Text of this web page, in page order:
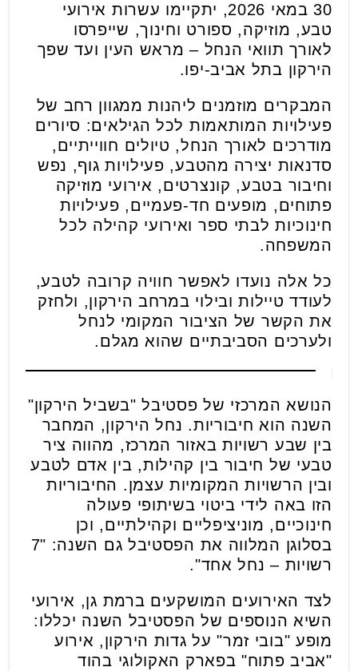
30 במאי 2026, יתקיימו עשרות אירועי
טבע, מוזיקה, ספורט וחינוך, שייפרסו
לאורך תוואי הנחל – מראש העין ועד שפך
הירקון בתל אביב-יפו.
המבקרים מוזמנים ליהנות ממגוון רחב של
פעילויות המותאמות לכל הגילאים: סיורים
מודרכים לאורך הנחל, טיולים חווייתיים,
סדנאות יצירה מהטבע, פעילויות גוף, נפש
וחיבור בטבע, קונצרטים, אירועי מוזיקה
פתוחים, מופעים חד-פעמיים, פעילויות
חינוכיות לבתי ספר ואירועי קהילה לכל
המשפחה.
כל אלה נועדו לאפשר חוויה קרובה לטבע,
לעודד טיילות ובילוי במרחב הירקון, ולחזק
את הקשר של הציבור המקומי לנחל
ולערכים הסביבתיים שהוא מגלם.
הנושא המרכזי של פסטיבל "בשביל הירקון"
השנה הוא חיבוריות. נחל הירקון, המחבר
בין שבע רשויות באזור המרכז, מהווה ציר
טבעי של חיבור בין קהילות, בין אדם לטבע
ובין הרשויות המקומיות עצמן. החיבוריות
הזו באה לידי ביטוי בשיתופי פעולה
חינוכיים, מוניציפליים וקהילתיים, וכן
בסלוגן המלווה את הפסטיבל גם השנה: "7
רשויות – נחל אחד".
לצד האירועים המושקעים ברמת גן, אירועי
השיא הנוספים של הפסטיבל השנה יכללו:
מופע "בובי זמר" על גדות הירקון, אירוע
"אביב פתוח" בפארק האקולוגי בהוד